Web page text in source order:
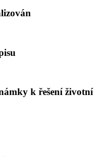
k řešení životní